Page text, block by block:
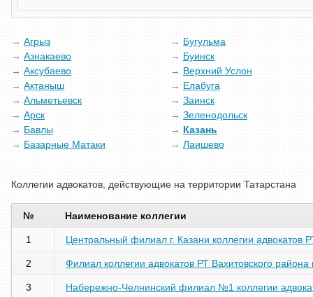
Агрыз
Азнакаево
Аксубаево
Актаныш
Альметьевск
Арск
Бавлы
Базарные Матаки
Бугульма
Буинск
Верхний Услон
Елабуга
Заинск
Зеленодольск
Казань
Лаишево
Коллегии адвокатов, действующие на территории Татарстана
№ Наименование коллегии
1 Центральный филиал г. Казани коллегии адвокатов
2 Филиал коллегии адвокатов РТ Вахитовского района
3 Набережно-Челнинский филиал №1 коллегии